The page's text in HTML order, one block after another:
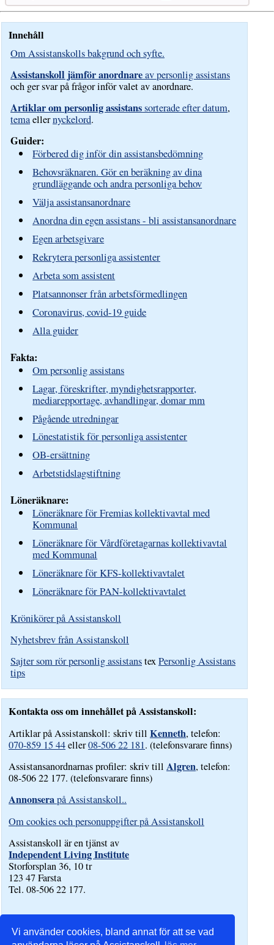
Vi använder cookies, bland annat för att se vad
Innehåll
Om Assistanskolls bakgrund och syfte.
Assistanskoll jämför anordnareav personlig assistans
och ger svar på frågor inför valet av anordnare.
Artiklar om personlig assistanssorterade efter datum,
temaellernyckelord.
Guider:
Förbered dig inför din assistansbedömning
Behovsräknaren. Gör en beräkning av dina
grundläggande och andra personliga behov
Välja assistansanordnare
Anordna din egen assistans - bli assistansanordnare
Egen arbetsgivare
Rekrytera personliga assistenter
Arbeta som assistent
Platsannonser från arbetsförmedlingen
Coronavirus, covid-19 guide
Alla guider
Fakta:
Om personlig assistans
Lagar, föreskrifter, myndighetsrapporter,
mediarepportage, avhandlingar, domar mm
Pågående utredningar
Lönestatistik för personliga assistenter
OB-ersättning
Arbetstidslagstiftning
Löneräknare:
Löneräknare för Fremias kollektivavtal med
Kommunal
Löneräknare för Vårdföretagarnas kollektivavtal
med Kommunal
Löneräknare för KFS-kollektivavtalet
Löneräknare för PAN-kollektivavtalet
Krönikörer på Assistanskoll
Nyhetsbrev från Assistanskoll
Sajter som rör personlig assistanstexPersonlig Assistans
tips
Kontakta oss om innehållet på Assistanskoll:
Artiklar på Assistanskoll: skriv tillKenneth, telefon:
070-859 15 44eller08-506 22 181. (telefonsvarare finns)
Assistansanordnarnas profiler: skriv tillAlgren, telefon:
08-506 22 177. (telefonsvarare finns)
Annonserapå Assistanskoll..
Om cookies och personuppgifter på Assistanskoll
Assistanskoll är en tjänst av
Independent Living Institute
Storforsplan 36, 10 tr
123 47 Farsta
Tel. 08-506 22 177.